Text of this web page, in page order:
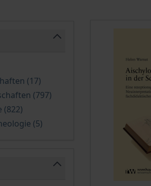
Produkte
(17verfügbare Produkte
)
(797verfügbare Produkte
)
(822verfügbare Produkte
)
(5verfügbare Produkte
)